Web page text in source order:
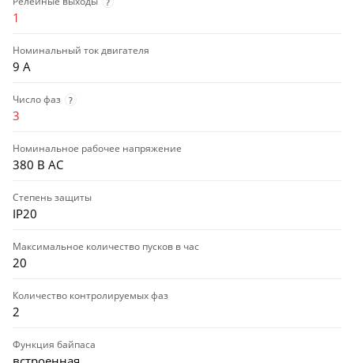
1
Номинальный ток двигателя
9 А
Число фаз ?
3
Номинальное рабочее напряжение
380 В AC
Степень защиты
IP20
Максимальное количество пусков в час
20
Количество контролируемых фаз
2
Функция байпаса